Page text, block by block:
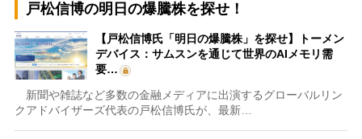
戸松信博の明日の爆騰株を探せ！
【戸松信博氏「明日の爆騰株」を探せ】トーメン
デバイス：サムスンを通じて世界のAIメモリ需
要…
新聞や雑誌など多数の金融メディアに出演するグローバルリン
クアドバイザーズ代表の戸松信博氏が、最新…